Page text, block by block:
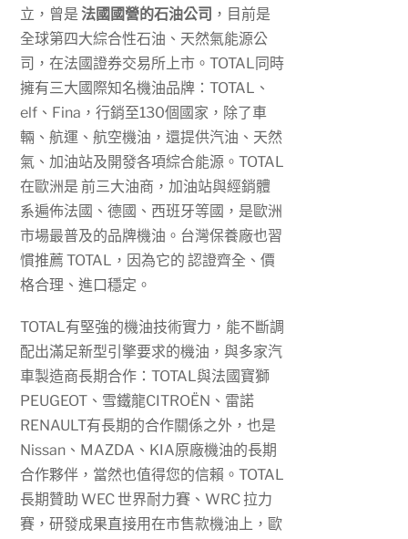
立，曾是法國國營的石油公司 ，目前是
全球第四大綜合性石油、天然氣能源公
司，在法國證券交易所上市。TOTAL同時
擁有三大國際知名機油品牌：TOTAL、
elf、Fina，行銷至130個國家，除了車
輛、航運、航空機油，還提供汽油、天然
氣、加油站及開發各項綜合能源。TOTAL
在歐洲是 前三大油商，加油站與經銷體
系遍佈法國、德國、西班牙等國，是歐洲
市場最普及的品牌機油。台灣保養廠也習
慣推薦 TOTAL，因為它的 認證齊全、價
格合理、進口穩定。
TOTAL有堅強的機油技術實力，能不斷調
配出滿足新型引擎要求的機油，與多家汽
車製造商長期合作：TOTAL與法國寶獅
PEUGEOT、雪鐵龍CITROËN、雷諾
RENAULT有長期的合作關係之外，也是
Nissan、MAZDA、KIA原廠機油的長期
合作夥伴，當然也值得您的信賴。TOTAL
長期贊助 WEC 世界耐力賽、WRC 拉力
賽，研發成果直接用在市售款機油上，歐